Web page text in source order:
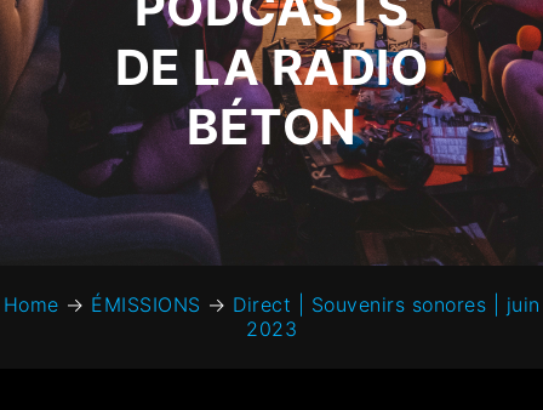
DE LA RADIO
BÉTON
Home → ÉMISSIONS → Direct | Souvenirs sonores | juin
2023